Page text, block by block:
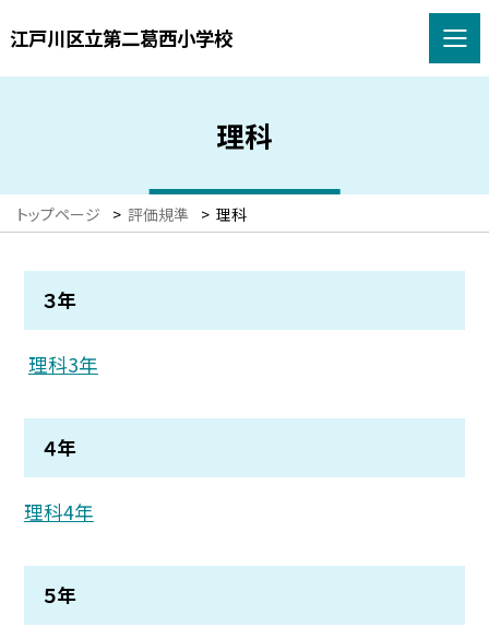
江戸川区立第二葛西小学校
理科
トップページ > 評価規準 > 理科
３年
理科3年
４年
理科4年
５年